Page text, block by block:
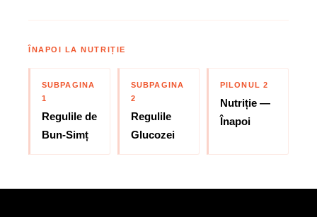
ÎNAPOI LA NUTRIȚIE
SUBPAGINA
1
Regulile de
Bun-Simț
SUBPAGINA
2
Regulile
Glucozei
PILONUL 2
Nutriție —
Înapoi